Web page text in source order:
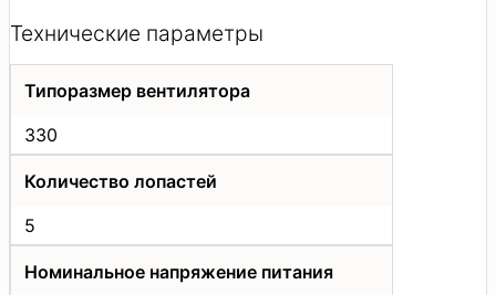
Технические параметры
Типоразмер вентилятора
330
Количество лопастей
5
Номинальное напряжение питания